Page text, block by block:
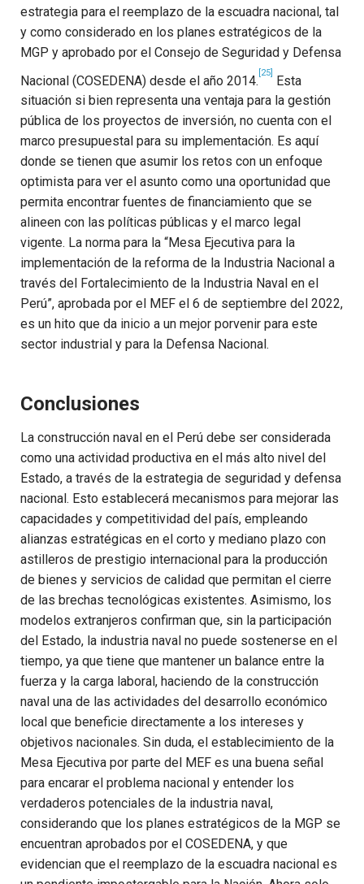
estrategia para el reemplazo de la escuadra nacional, tal
y como considerado en los planes estratégicos de la
MGP y aprobado por el Consejo de Seguridad y Defensa
Nacional (COSEDENA) desde el año 2014.
[25]
Esta
situación si bien representa una ventaja para la gestión
pública de los proyectos de inversión, no cuenta con el
marco presupuestal para su implementación. Es aquí
donde se tienen que asumir los retos con un enfoque
optimista para ver el asunto como una oportunidad que
permita encontrar fuentes de financiamiento que se
alineen con las políticas públicas y el marco legal
vigente. La norma para la “Mesa Ejecutiva para la
implementación de la reforma de la Industria Nacional a
través del Fortalecimiento de la Industria Naval en el
Perú”, aprobada por el MEF el 6 de septiembre del 2022,
es un hito que da inicio a un mejor porvenir para este
sector industrial y para la Defensa Nacional.
Conclusiones
La construcción naval en el Perú debe ser considerada
como una actividad productiva en el más alto nivel del
Estado, a través de la estrategia de seguridad y defensa
nacional. Esto establecerá mecanismos para mejorar las
capacidades y competitividad del país, empleando
alianzas estratégicas en el corto y mediano plazo con
astilleros de prestigio internacional para la producción
de bienes y servicios de calidad que permitan el cierre
de las brechas tecnológicas existentes. Asimismo, los
modelos extranjeros confirman que, sin la participación
del Estado, la industria naval no puede sostenerse en el
tiempo, ya que tiene que mantener un balance entre la
fuerza y la carga laboral, haciendo de la construcción
naval una de las actividades del desarrollo económico
local que beneficie directamente a los intereses y
objetivos nacionales. Sin duda, el establecimiento de la
Mesa Ejecutiva por parte del MEF es una buena señal
para encarar el problema nacional y entender los
verdaderos potenciales de la industria naval,
considerando que los planes estratégicos de la MGP se
encuentran aprobados por el COSEDENA, y que
evidencian que el reemplazo de la escuadra nacional es